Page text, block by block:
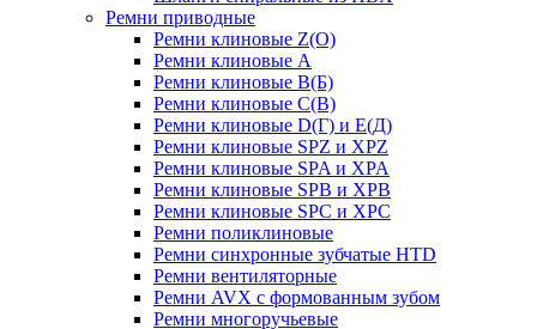
Ремни приводные
Ремни клиновые Z(О)
Ремни клиновые А
Ремни клиновые В(Б)
Ремни клиновые С(В)
Ремни клиновые D(Г) и Е(Д)
Ремни клиновые SPZ и XPZ
Ремни клиновые SPA и XPA
Ремни клиновые SPB и XPB
Ремни клиновые SPC и XPC
Ремни поликлиновые
Ремни синхронные зубчатые HTD
Ремни вентиляторные
Ремни AVX с формованным зубом
Ремни многоручьевые